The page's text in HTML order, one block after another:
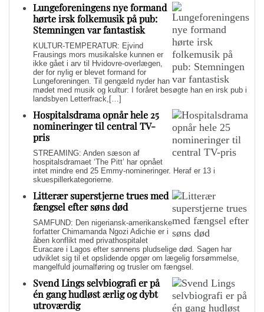
Lungeforeningens nye formand
hørte irsk folkemusik på pub:
Stemningen var fantastisk
KULTUR-TEMPERATUR: Ejvind
Frausings mors musikalske kunnen er
ikke gået i arv til Hvidovre-overlægen,
der for nylig er blevet formand for
Lungeforeningen. Til gengæld nyder han
mødet med musik og kultur: I foråret besøgte han en irsk pub i
landsbyen Letterfrack,[…]
Hospitalsdrama opnår hele 25
nomineringer til central TV-
pris
STREAMING: Anden sæson af
hospitalsdramaet ‘The Pitt’ har opnået
intet mindre end 25 Emmy-nomineringer. Heraf er 13 i
skuespillerkategorierne.
Litterær superstjerne trues med
fængsel efter søns død
SAMFUND: Den nigeriansk-amerikanske
forfatter Chimamanda Ngozi Adichie er i
åben konflikt med privathospitalet
Euracare i Lagos efter sønnens pludselige død. Sagen har
udviklet sig til et opslidende opgør om lægelig forsømmelse,
mangelfuld journalføring og trusler om fængsel.
Svend Lings selvbiografi er på
én gang hudløst ærlig og dybt
utroværdig